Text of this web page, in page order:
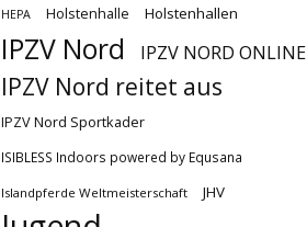
HEPA Holstenhalle Holstenhallen
IPZV Nord IPZV NORD ONLINE
IPZV Nord reitet aus
IPZV Nord Sportkader
ISIBLESS Indoors powered by Equsana
Islandpferde Weltmeisterschaft JHV